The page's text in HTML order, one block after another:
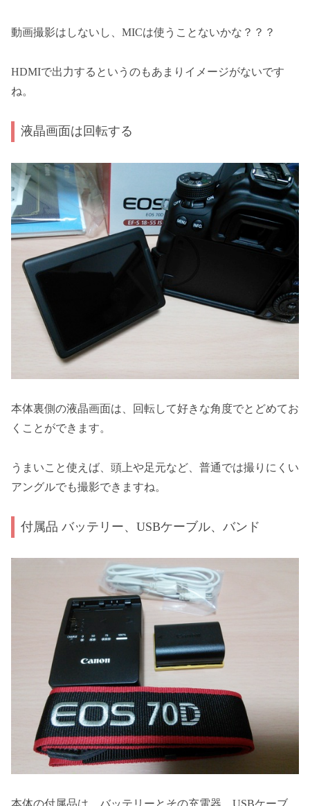
動画撮影はしないし、MICは使うことないかな？？？
HDMIで出力するというのもあまりイメージがないです
ね。
液晶画面は回転する
本体裏側の液晶画面は、回転して好きな角度でとどめてお
くことができます。
うまいこと使えば、頭上や足元など、普通では撮りにくい
アングルでも撮影できますね。
付属品 バッテリー、USBケーブル、バンド